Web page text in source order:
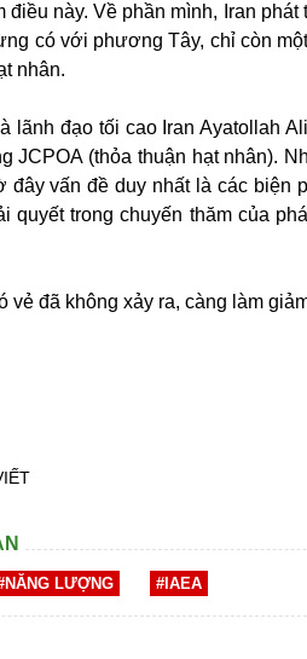
điều này. Về phần mình, Iran
có với phương Tây, chỉ còn
nhân.
lãnh đạo tối cao Iran Ayatollah
JCPOA (thỏa thuận hạt nhân).
đây vấn đề duy nhất là các biện
quyết trong chuyến thăm của
vẻ đã không xảy ra, càng làm
LƯỢNG #IAEA